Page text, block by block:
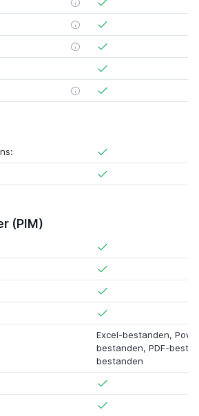
(PIM)
Excel-bestanden,
bestanden, PDF-
bestanden